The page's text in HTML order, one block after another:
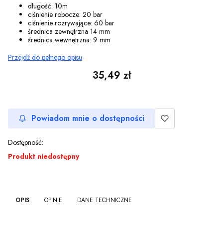
długość: 10m
ciśnienie robocze: 20 bar
ciśnienie rozrywające: 60 bar
średnica zewnętrzna 14 mm
średnica wewnętrzna: 9 mm
Przejdź do pełnego opisu
Cena
35,49 zł
Powiadom mnie o dostępności
Dostępność:
Produkt niedostępny
OPIS OPINIE DANE TECHNICZNE